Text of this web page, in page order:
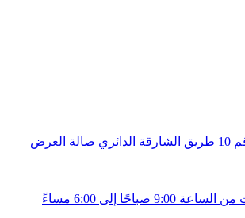
المنطقة الصناعية رقم 10 طريق الشارقة الدائري صالة العرض
صباحًا إلى 6:00 مساءً